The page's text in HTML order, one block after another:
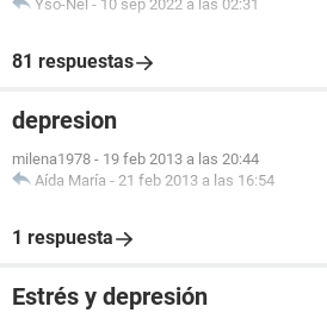
Yso-Nel - 10 sep 2022 a las 02:31
81 respuestas
depresion
milena1978 - 19 feb 2013 a las 20:44
Aída María - 21 feb 2013 a las 16:54
1 respuesta
Estrés y depresión